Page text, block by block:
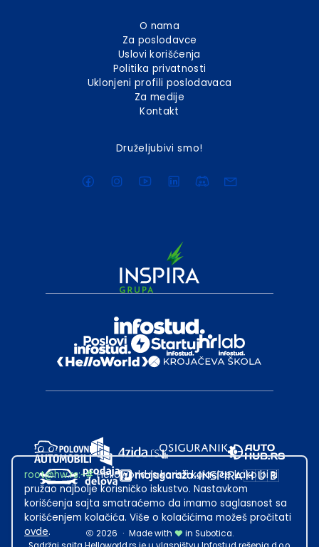
O nama
Za poslodavce
Uslovi korišćenja
Politika privatnosti
Uklonjeni profili poslodavaca
Za medije
Kontakt
Druželjubivi smo!
2026 · Made with
in Subotica.
root@hw.rs:~#Helloworld.rs koristi kolačiće kako bi ti
pružao najbolje korisničko iskustvo. Nastavkom
korišćenja sajta smatraćemo da imamo saglasnost sa
korišćenjem kolačića. Više o kolačićima možeš pročitati
ovde.